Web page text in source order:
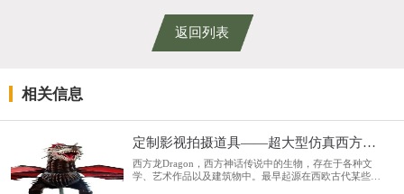
返回列表
相关信息
定制影视拍摄道具——超大型仿真西方飞龙模型
西方龙Dragon，西方神话传说中的生物，存在于各种文
学、艺术作品以及建筑物中。最早起源在西欧古代某些民